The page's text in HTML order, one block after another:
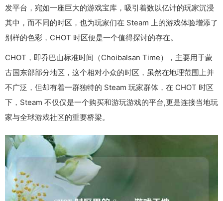
发平台，宛如一座巨大的游戏宝库，吸引着数以亿计的玩家沉浸
其中，而不同的时区，也为玩家们在 Steam 上的游戏体验增添了
别样的色彩，CHOT 时区便是一个值得探讨的存在。
CHOT，即乔巴山标准时间（Choibalsan Time），主要用于蒙
古国东部部分地区，这个相对小众的时区，虽然在地理范围上并
不广泛，但却有着一群独特的 Steam 玩家群体，在 CHOT 时区
下，Steam 不仅仅是一个购买和游玩游戏的平台,更是连接当地玩
家与全球游戏社区的重要桥梁。